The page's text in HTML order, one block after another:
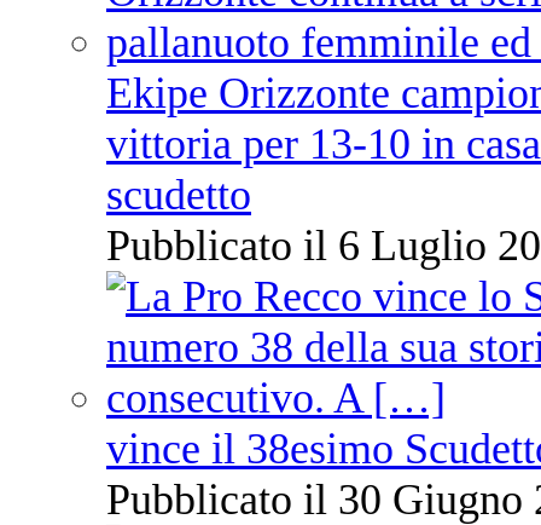
Ekipe Orizzonte
vittoria per 13-10 in
scudetto
Pubblicato il 6 Luglio
vince il 38esimo
Pubblicato il 30 Giugno